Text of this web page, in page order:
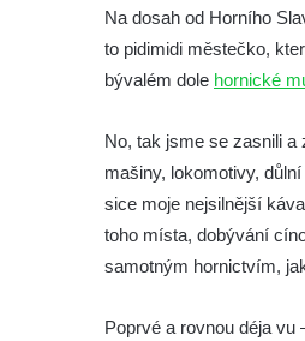
Na dosah od Horního
to pidimidi městečko,
bývalém dole hornické
No, tak jsme se zasnili
mašiny, lokomotivy,
sice moje nejsilnější
toho místa, dobývání
samotným hornictvím,
Poprvé a rovnou déja